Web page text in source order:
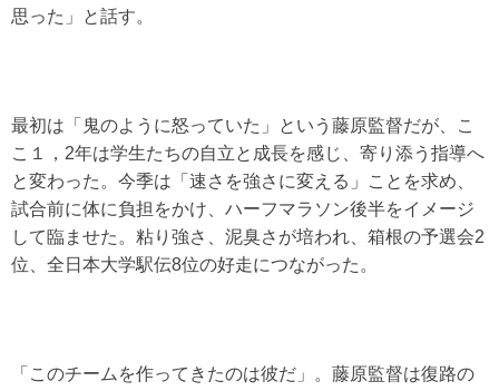
思った」と話す。
最初は「鬼のように怒っていた」という藤原監督だが、こ
こ１，2年は学生たちの自立と成長を感じ、寄り添う指導へ
と変わった。今季は「速さを強さに変える」ことを求め、
試合前に体に負担をかけ、ハーフマラソン後半をイメージ
して臨ませた。粘り強さ、泥臭さが培われ、箱根の予選会2
位、全日本大学駅伝8位の好走につながった。
「このチームを作ってきたのは彼だ」。藤原監督は復路の